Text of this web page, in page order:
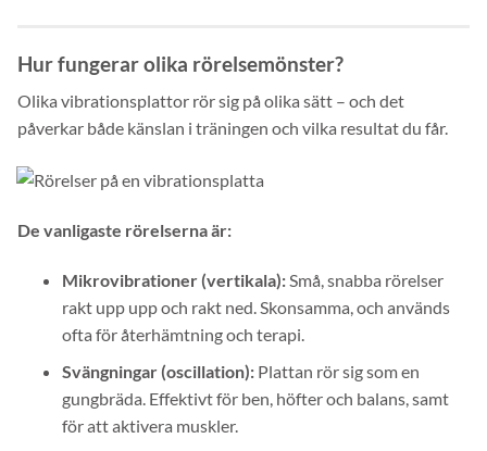
Hur fungerar olika rörelsemönster?
Olika vibrationsplattor rör sig på olika sätt – och det
påverkar både känslan i träningen och vilka resultat du får.
De vanligaste rörelserna är:
Mikrovibrationer (vertikala):Små, snabba rörelser
rakt upp upp och rakt ned. Skonsamma, och används
ofta för återhämtning och terapi.
Svängningar (oscillation):Plattan rör sig som en
gungbräda. Effektivt för ben, höfter och balans, samt
för att aktivera muskler.